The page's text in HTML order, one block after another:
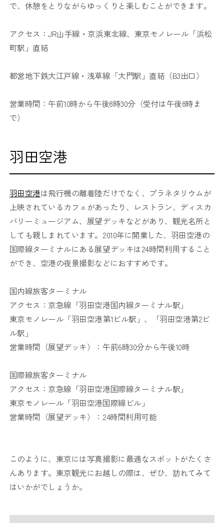
で、休憩をとりながらゆっくりと楽しむことができます。
アクセス：JR山手線・京浜東北線、東京モノレール「浜松
町駅」直結
都営地下鉄大江戸線・浅草線「大門駅」直結（B3出口）
営業時間：午前10時から午後8時30分（受付は午後8時ま
で）
羽田空港
羽田空港は飛行機の離着陸だけでなく、プラネタリウムが
上映されているカフェがあったり、レストラン、ディスカ
バリーミュージアム、展望デッキなどがあり、観光名所と
しても親しまれています。2010年に開業した、羽田空港の
国際線ターミナルにある展望デッキは24時間利用すること
ができ、空港の夜景撮影などにおすすめです。
国内線旅客ターミナル
アクセス：京急線「羽田空港国内線ターミナル駅」
東京モノレール「羽田空港第1ビル駅」、「羽田空港第2ビ
ル駅」
営業時間（展望デッキ）：午前6時30分から午後10時
国際線旅客ターミナル
アクセス：京急線「羽田空港国際線ターミナル駅」
東京モノレール「羽田空港国際線ビル」
営業時間（展望デッキ）：24時間利用可能
このように、東京には写真撮影に最適なスポットがたくさ
んあります。東京観光にお越しの際は、ぜひ、訪れてみて
はいかがでしょうか。